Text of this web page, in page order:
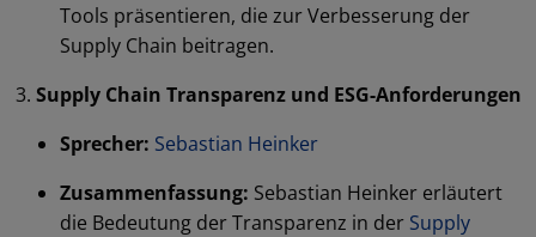
Tools präsentieren, die zur Verbesserung der
Supply Chain beitragen.
Supply Chain Transparenz und ESG-Anforderungen
Sprecher: Sebastian Heinker
Zusammenfassung: Sebastian Heinker erläutert
die Bedeutung der Transparenz in der Supply